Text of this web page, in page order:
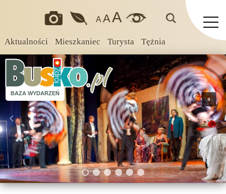
Aktualności Mieszkaniec Turysta Tężnia
A AA
BAZA WYDARZEŃ